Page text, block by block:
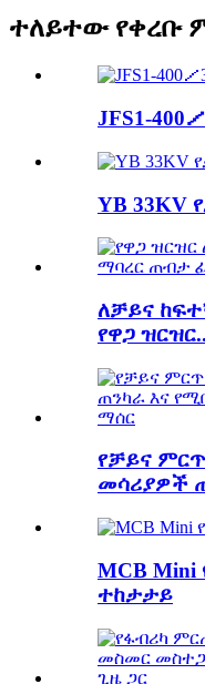
ተለይተው የቀረቡ
JFS1-
YB 33KV
ለቻይና
የዋጋ
የቻይና
መሳሪያዎች
MCB Mini
ተከታታይ